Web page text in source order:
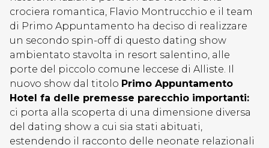
crociera romantica, Flavio Montrucchio e il team
di Primo Appuntamento ha deciso di realizzare
un secondo spin-off di questo dating show
ambientato stavolta in resort salentino, alle
porte del piccolo comune leccese di Alliste. Il
nuovo show dal titolo Primo Appuntamento
Hotel fa delle premesse parecchio importanti:
ci porta alla scoperta di una dimensione diversa
del dating show a cui sia stati abituati,
estendendo il racconto delle neonate relazionali